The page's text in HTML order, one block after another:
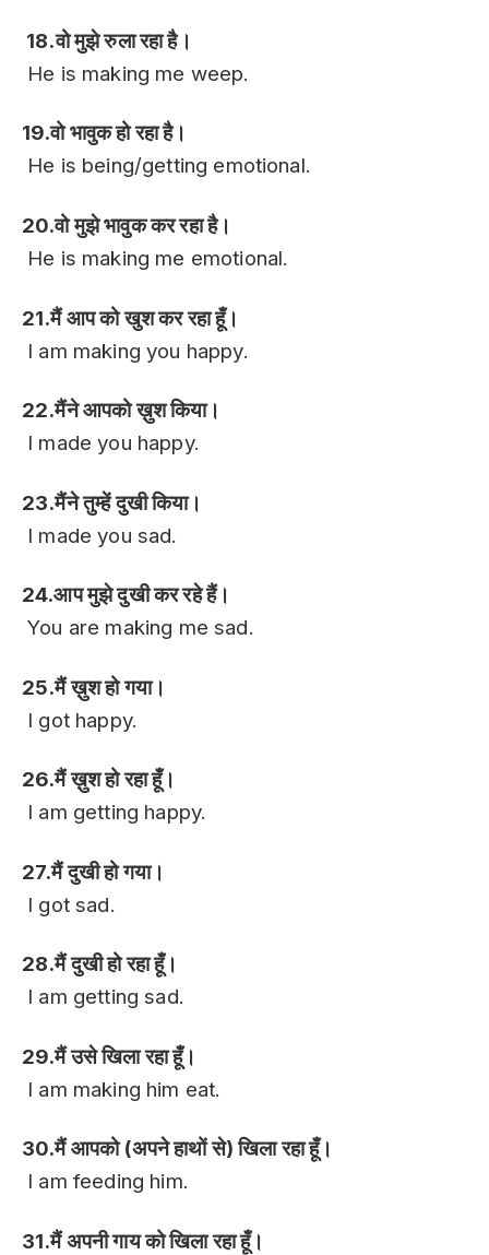
18.वो मुझे रुला रहा है।
He is making me weep.
19.वो भावुक हो रहा है।
He is being/getting emotional.
20.वो मुझे भावुक कर रहा है।
He is making me emotional.
21.मैं आप को खुश कर रहा हूँ।
I am making you happy.
22.मैंने आपको ख़ुश किया।
I made you happy.
23.मैंने तुम्हें दुखी किया।
I made you sad.
24.आप मुझे दुखी कर रहे हैं।
You are making me sad.
25.मैं ख़ुश हो गया।
I got happy.
26.मैं ख़ुश हो रहा हूँ।
I am getting happy.
27.मैं दुखी हो गया।
I got sad.
28.मैं दुखी हो रहा हूँ।
I am getting sad.
29.मैं उसे खिला रहा हूँ।
I am making him eat.
30.मैं आपको (अपने हाथों से) खिला रहा हूँ।
I am feeding him.
31.मैं अपनी गाय को खिला रहा हूँ।